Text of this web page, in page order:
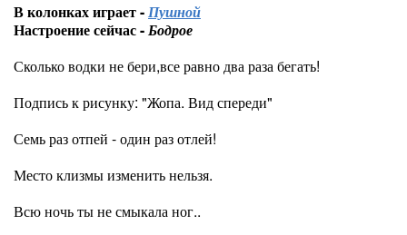
В колонках играет -Пушной
Настроение сейчас -Бодрое
Сколько водки не бери,все равно два раза бегать!
Подпись к рисунку: "Жопа. Вид спереди"
Семь раз отпей - один раз отлей!
Место клизмы изменить нельзя.
Всю ночь ты не смыкала ног..